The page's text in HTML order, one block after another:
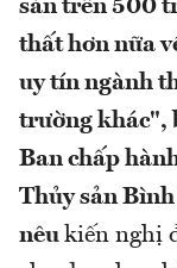
sản trên 500
thất hơn nữa
uy tín ngành
trường khác",
Ban chấp
Thủy sản
nêu kiến nghị